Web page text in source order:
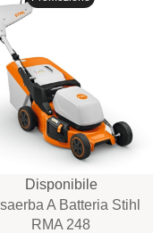
Disponibile
A Batteria Stihl
RMA 248